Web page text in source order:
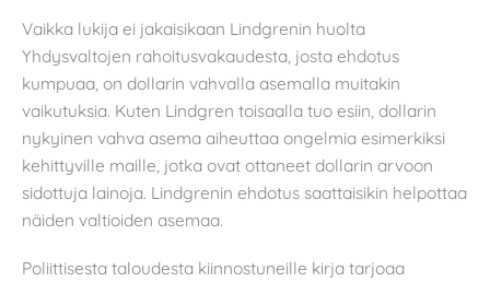
Vaikka lukija ei jakaisikaan Lindgrenin huolta
Yhdysvaltojen rahoitusvakaudesta, josta ehdotus
kumpuaa, on dollarin vahvalla asemalla muitakin
vaikutuksia. Kuten Lindgren toisaalla tuo esiin, dollarin
nykyinen vahva asema aiheuttaa ongelmia esimerkiksi
kehittyville maille, jotka ovat ottaneet dollarin arvoon
sidottuja lainoja. Lindgrenin ehdotus saattaisikin helpottaa
näiden valtioiden asemaa.
Poliittisesta taloudesta kiinnostuneille kirja tarjoaa